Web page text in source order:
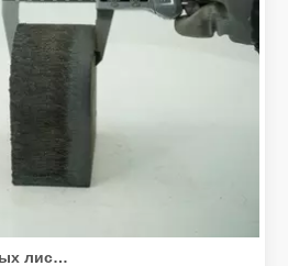
Освоение резки толстых листов: как станки для волоконной лазерной резки совершают революцию в производстве